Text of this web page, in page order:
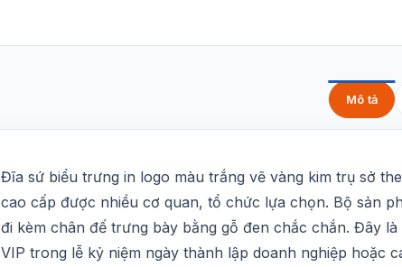
Mô tả
Đĩa sứ biểu trưng in logo màu trắng vẽ vàng kim trụ sở
cao cấp được nhiều cơ quan, tổ chức lựa chọn. Bộ sản
đi kèm chân đế trưng bày bằng gỗ đen chắc chắn. Đây
VIP trong lễ kỷ niệm ngày thành lập doanh nghiệp hoặc